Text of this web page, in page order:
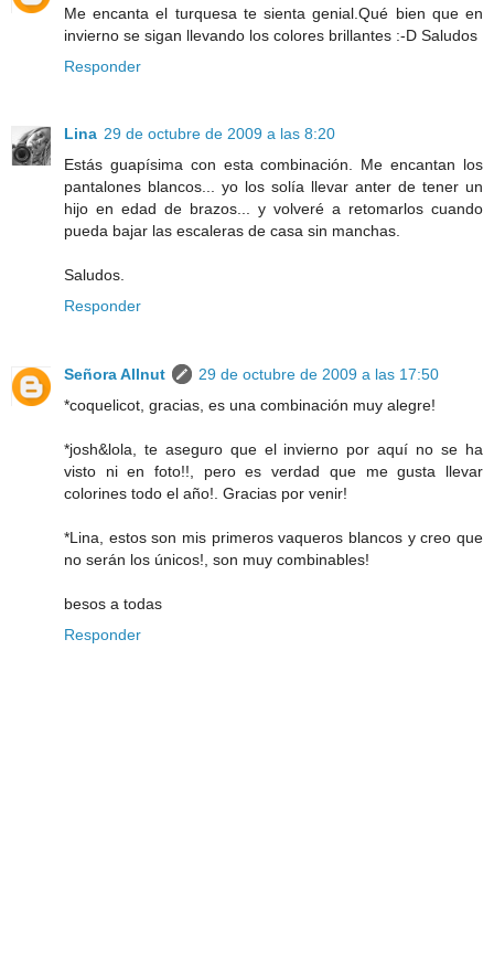
Me encanta el turquesa te sienta genial.Qué bien que en
invierno se sigan llevando los colores brillantes :-D Saludos
Responder
Lina 29 de octubre de 2009 a las 8:20
Estás guapísima con esta combinación. Me encantan los
pantalones blancos... yo los solía llevar anter de tener un
hijo en edad de brazos... y volveré a retomarlos cuando
pueda bajar las escaleras de casa sin manchas.
Saludos.
Responder
Señora Allnut
29 de octubre de 2009 a las 17:50
*coquelicot, gracias, es una combinación muy alegre!
*josh&lola, te aseguro que el invierno por aquí no se ha
visto ni en foto!!, pero es verdad que me gusta llevar
colorines todo el año!. Gracias por venir!
*Lina, estos son mis primeros vaqueros blancos y creo que
no serán los únicos!, son muy combinables!
besos a todas
Responder